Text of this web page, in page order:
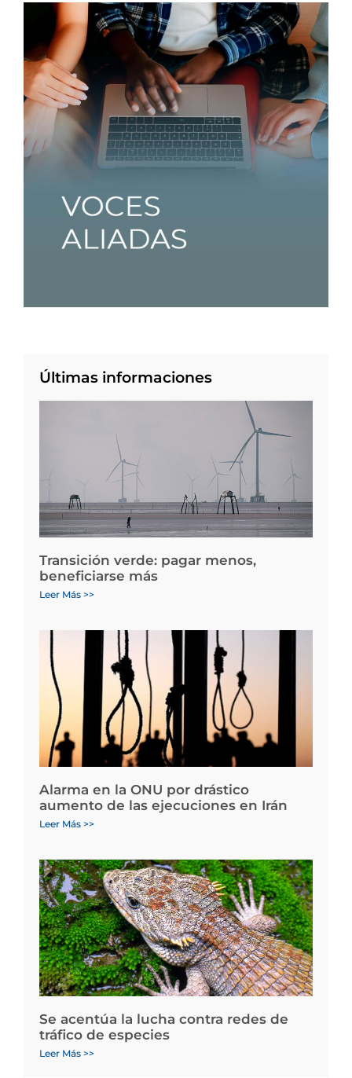
Últimas informaciones
Transición verde: pagar menos,
beneficiarse más
Leer Más >>
Alarma en la ONU por drástico
aumento de las ejecuciones en Irán
Leer Más >>
Se acentúa la lucha contra redes de
tráfico de especies
Leer Más >>